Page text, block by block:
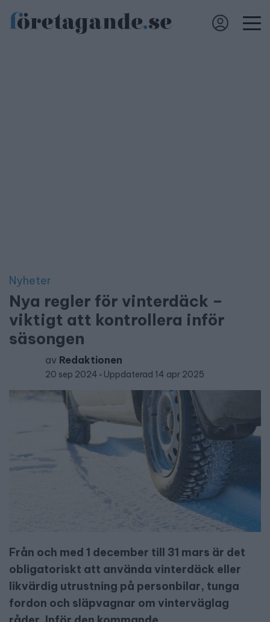
Nyheter
Nya regler för vinterdäck –
viktigt att kontrollera inför
säsongen
av Redaktionen
20 sep 2024 Uppdaterad 14 apr 2025
Från och med 1 december till 31 mars är det
obligatoriskt att använda vinterdäck eller
likvärdig utrustning på personbilar, tunga
fordon och släpvagnar om vinterväglag